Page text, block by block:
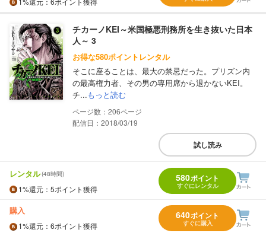
チカーノKEI～米国極悪刑務所を生き抜いた日本
人～ 3
お得な580ポイントレンタル
そこに座ることは、最大の禁忌だった。プリズン内
の最高権力者、その男の専用席から退かないKEI。
チ...もっと読む
206
配信日：2018/03/19
試し読み
レンタル(48時間)
1%還元 ：5ポイント獲得
580ポイント
すぐにレンタル
購入
1%還元 ：6ポイント獲得
640ポイント
すぐに購入